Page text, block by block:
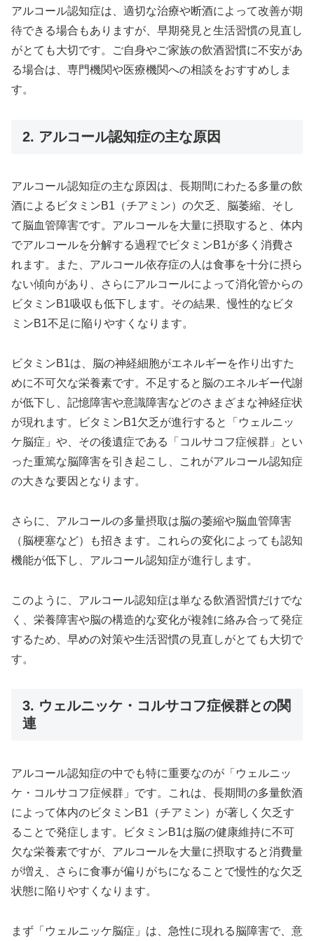
アルコール認知症は、適切な治療や断酒によって改善が期
待できる場合もありますが、早期発見と生活習慣の見直し
がとても大切です。ご自身やご家族の飲酒習慣に不安があ
る場合は、専門機関や医療機関への相談をおすすめしま
す。
2. アルコール認知症の主な原因
アルコール認知症の主な原因は、長期間にわたる多量の飲
酒によるビタミンB1（チアミン）の欠乏、脳萎縮、そし
て脳血管障害です。アルコールを大量に摂取すると、体内
でアルコールを分解する過程でビタミンB1が多く消費さ
れます。また、アルコール依存症の人は食事を十分に摂ら
ない傾向があり、さらにアルコールによって消化管からの
ビタミンB1吸収も低下します。その結果、慢性的なビタ
ミンB1不足に陥りやすくなります。
ビタミンB1は、脳の神経細胞がエネルギーを作り出すた
めに不可欠な栄養素です。不足すると脳のエネルギー代謝
が低下し、記憶障害や意識障害などのさまざまな神経症状
が現れます。ビタミンB1欠乏が進行すると「ウェルニッ
ケ脳症」や、その後遺症である「コルサコフ症候群」とい
った重篤な脳障害を引き起こし、これがアルコール認知症
の大きな要因となります。
さらに、アルコールの多量摂取は脳の萎縮や脳血管障害
（脳梗塞など）も招きます。これらの変化によっても認知
機能が低下し、アルコール認知症が進行します。
このように、アルコール認知症は単なる飲酒習慣だけでな
く、栄養障害や脳の構造的な変化が複雑に絡み合って発症
するため、早めの対策や生活習慣の見直しがとても大切で
す。
3. ウェルニッケ・コルサコフ症候群との関
連
アルコール認知症の中でも特に重要なのが「ウェルニッ
ケ・コルサコフ症候群」です。これは、長期間の多量飲酒
によって体内のビタミンB1（チアミン）が著しく欠乏す
ることで発症します。ビタミンB1は脳の健康維持に不可
欠な栄養素ですが、アルコールを大量に摂取すると消費量
が増え、さらに食事が偏りがちになることで慢性的な欠乏
状態に陥りやすくなります。
まず「ウェルニッケ脳症」は、急性に現れる脳障害で、意